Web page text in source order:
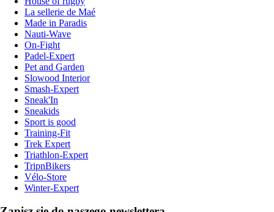
La sellerie de Maé
Made in Paradis
Nauti-Wave
On-Fight
Padel-Expert
Pet and Garden
Slowood Interior
Smash-Expert
Sneak'In
Sneakids
Sport is good
Training-Fit
Trek Expert
Triathlon-Expert
TripnBikers
Vélo-Store
Winter-Expert